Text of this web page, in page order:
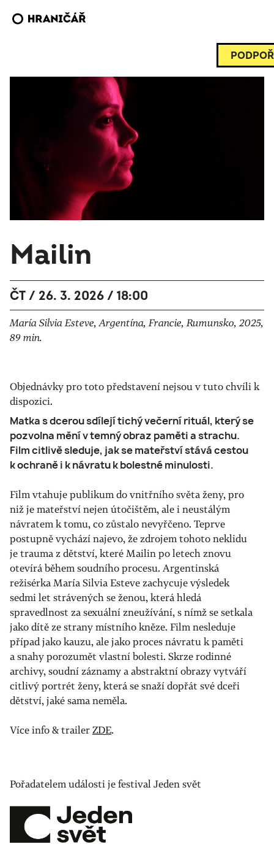
Mailin
ČT / 26. 3. 2026 / 18:00
María Silvia Esteve, Argentína, Francie, Rumunsko, 2025,
89 min.
Objednávky pro toto představení nejsou v tuto chvíli k
dispozici.
Matka s dcerou sdílejí tichý večerní rituál, který se
pozvolna mění v temný obraz paměti a strachu.
Film citlivě sleduje, jak se mateřství stává cestou
k ochraně i k návratu k bolestné minulosti.
Film vtahuje publikum do vnitřního světa ženy, pro
niž je mateřství nejen útočištěm, ale i neustálým
návratem k tomu, co zůstalo nevyřčeno. Teprve
postupně vychází najevo, že zdrojem tohoto neklidu
je trauma z dětství, které Mailin po letech znovu
otevírá během soudního procesu. Argentinská
režisérka María Silvia Esteve zachycuje výsledek
sedmi let strávených se ženou, která hledá
spravedlnost za sexuální zneužívání, s nímž se setkala
jako dítě ze strany místního kněze. Film nesleduje
případ jako kauzu, ale jako proces návratu k paměti
a snahy porozumět vlastní bolesti. Skrze rodinné
archivy, soudní záznamy a abstraktní obrazy vytváří
citlivý portrét ženy, která se snaží dopřát své dceři
dětství, jaké sama neměla.
Více info & trailerZDE.
Pořadatelem události je festival Jeden svět